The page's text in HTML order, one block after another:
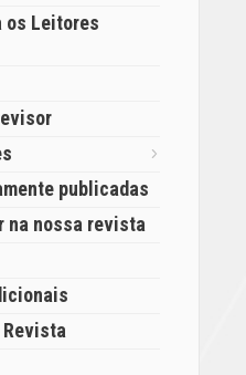
os Leitores
publicadas
na nossa revista